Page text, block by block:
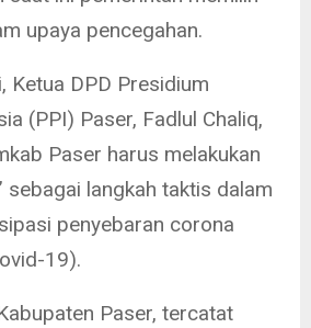
upaya pencegahan.
Ketua DPD Presidium
(PPI) Paser, Fadlul Chaliq,
Paser harus melakukan
sebagai langkah taktis dalam
penyebaran corona
19).
Paser, tercatat